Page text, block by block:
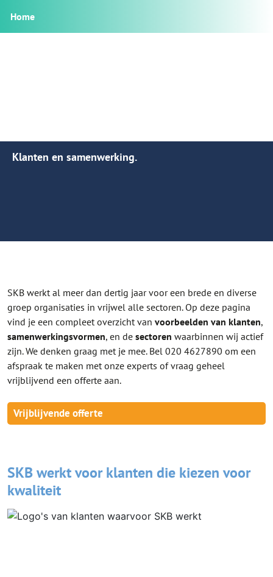
Home
Klanten en samenwerking.
SKB werkt al meer dan dertig jaar voor een brede en diverse
groep organisaties in vrijwel alle sectoren. Op deze pagina
vind je een compleet overzicht van voorbeelden van klanten,
samenwerkingsvormen, en de sectoren waarbinnen wij actief
zijn. We denken graag met je mee. Bel 020 4627890 om een
afspraak te maken met onze experts of vraag geheel
vrijblijvend een offerte aan.
Vrijblijvende offerte
SKB werkt voor klanten die kiezen voor
kwaliteit